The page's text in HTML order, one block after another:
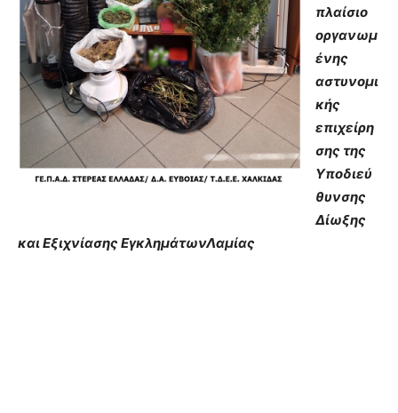
πλαίσιο
οργανωμ
ένης
αστυνομι
κής
επιχείρη
σης της
Υποδιεύ
θυνσης
Δίωξης
και Εξιχνίασης ΕγκλημάτωνΛαμίας